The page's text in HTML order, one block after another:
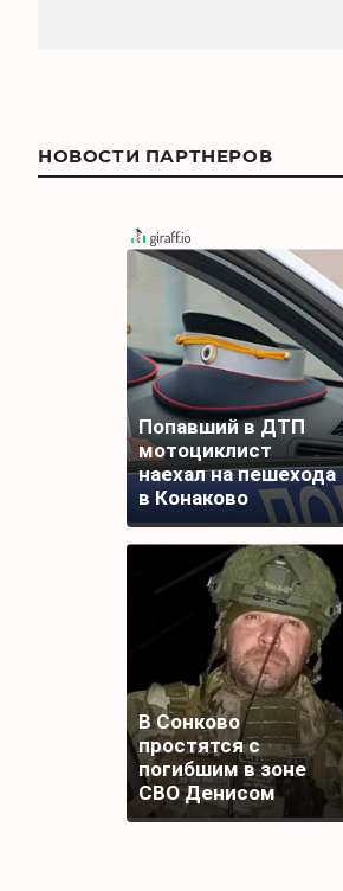
НОВОСТИ ПАРТНЕРОВ
Попавший в ДТП
мотоциклист
наехал на пешехода
в Конаково
В Сонково
простятся с
погибшим в зоне
СВО Денисом
Шаповаловым